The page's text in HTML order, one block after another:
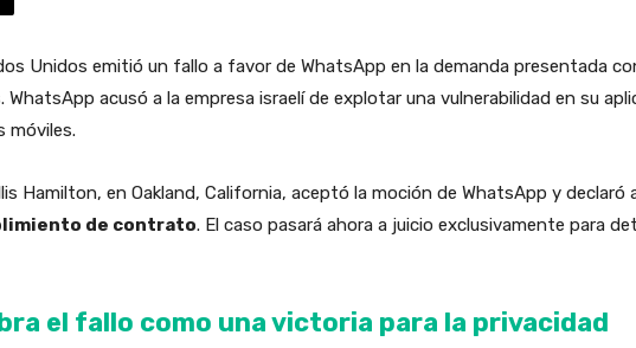
Unidos emitió un fallo a favor de WhatsApp en la demanda presentada
acusó a la empresa israelí de explotar una vulnerabilidad en su
móviles.
Hamilton, en Oakland, California, aceptó la moción de WhatsApp y declaró
de contrato. El caso pasará ahora a juicio exclusivamente para
el fallo como una victoria para la privacidad